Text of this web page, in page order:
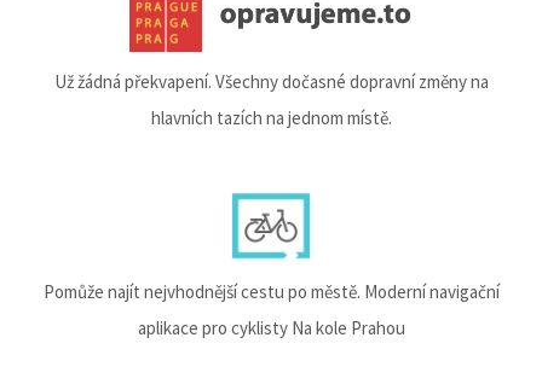
Už žádná překvapení. Všechny dočasné dopravní změny na
hlavních tazích na jednom místě.
Pomůže najít nejvhodnější cestu po městě. Moderní navigační
aplikace pro cyklisty Na kole Prahou